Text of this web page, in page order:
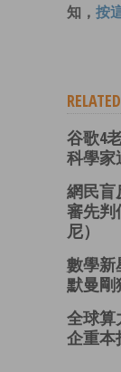
知， 按
谷歌4
科學家
網民盲
審先判
尼）
數學新
默曼剛
全球算
企重本